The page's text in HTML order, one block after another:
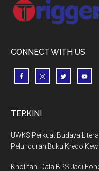
CONNECT WITH US
TERKINI
UWKS Perkuat Budaya
Peluncuran Buku Kredo
Khofifah: Data BPS Jadi